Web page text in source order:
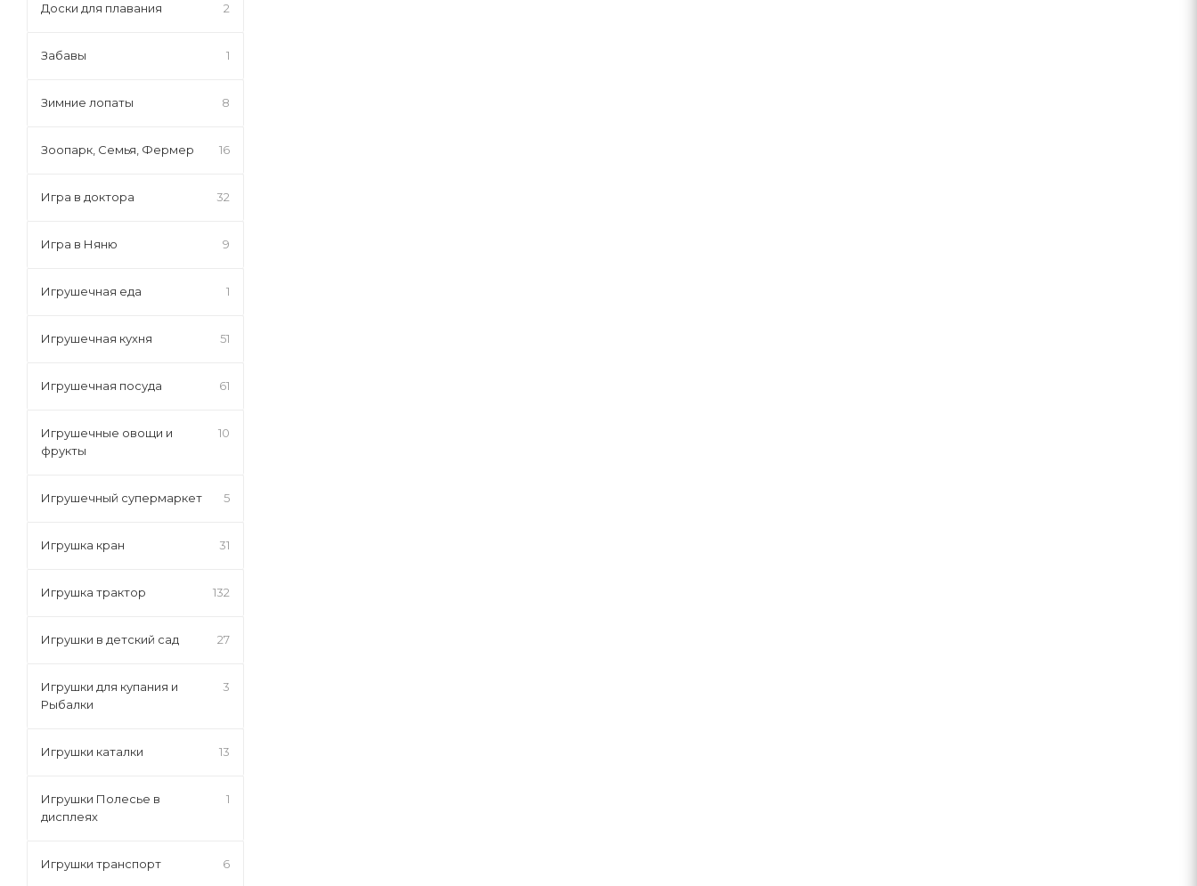
Доски для плавания 2
Забавы 1
Зимние лопаты 8
Зоопарк, Семья, Фермер 16
Игра в доктора 32
Игра в Няню 9
Игрушечная еда 1
Игрушечная кухня 51
Игрушечная посуда 61
Игрушечные овощи и
фрукты
10
Игрушечный супермаркет 5
Игрушка кран 31
Игрушка трактор 132
Игрушки в детский сад 27
Игрушки для купания и
Рыбалки
3
Игрушки каталки 13
Игрушки Полесье в
дисплеях
1
Игрушки транспорт 6